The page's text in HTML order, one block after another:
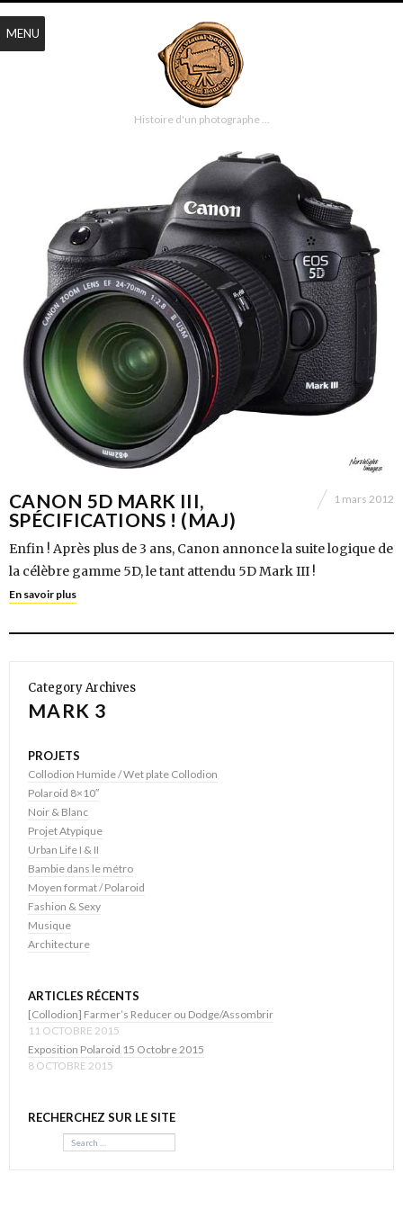
Histoire d'un photographe …
CANON 5D MARK III,
SPÉCIFICATIONS ! (MAJ)
1 mars 2012
Enfin ! Après plus de 3 ans, Canon annonce la suite logique de
la célèbre gamme 5D, le tant attendu 5D Mark III !
En savoir plus
Category Archives
MARK 3
PROJETS
Collodion Humide / Wet plate Collodion
Polaroid 8×10″
Noir & Blanc
Projet Atypique
Urban Life I & II
Bambie dans le métro
Moyen format / Polaroid
Fashion & Sexy
Musique
Architecture
ARTICLES RÉCENTS
[Collodion] Farmer’s Reducer ou Dodge/Assombrir
11 OCTOBRE 2015
Exposition Polaroid 15 Octobre 2015
8 OCTOBRE 2015
RECHERCHEZ SUR LE SITE
Search
MENU